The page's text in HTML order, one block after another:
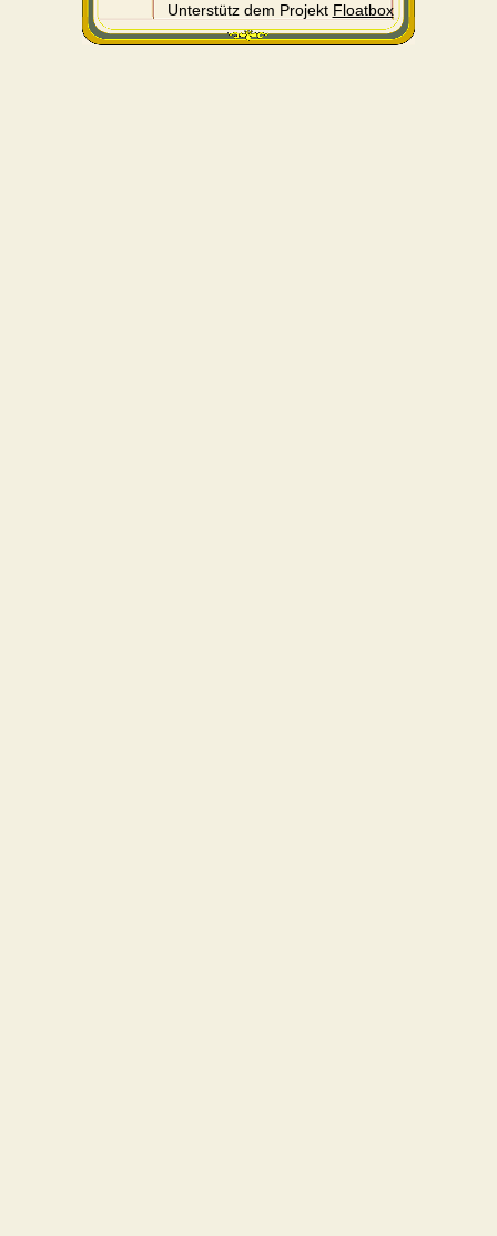
Unterstütz dem Projekt Floatbox